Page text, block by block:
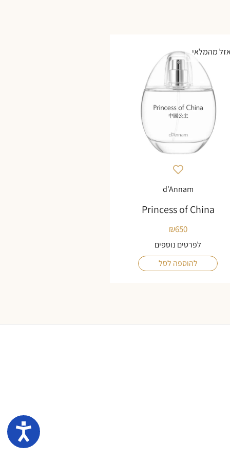
מהמלאי
d'Annam
Princess of China
₪650
לפרטים נוספים
להוספה לסל